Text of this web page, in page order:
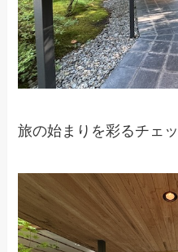
旅の始まりを彩るチェッ